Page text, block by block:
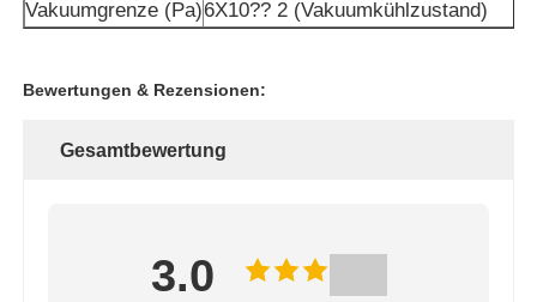
Vakuumgrenze (Pa)6X10?? 2 (Vakuumkühlzustand)
Bewertungen & Rezensionen:
Gesamtbewertung
3.0